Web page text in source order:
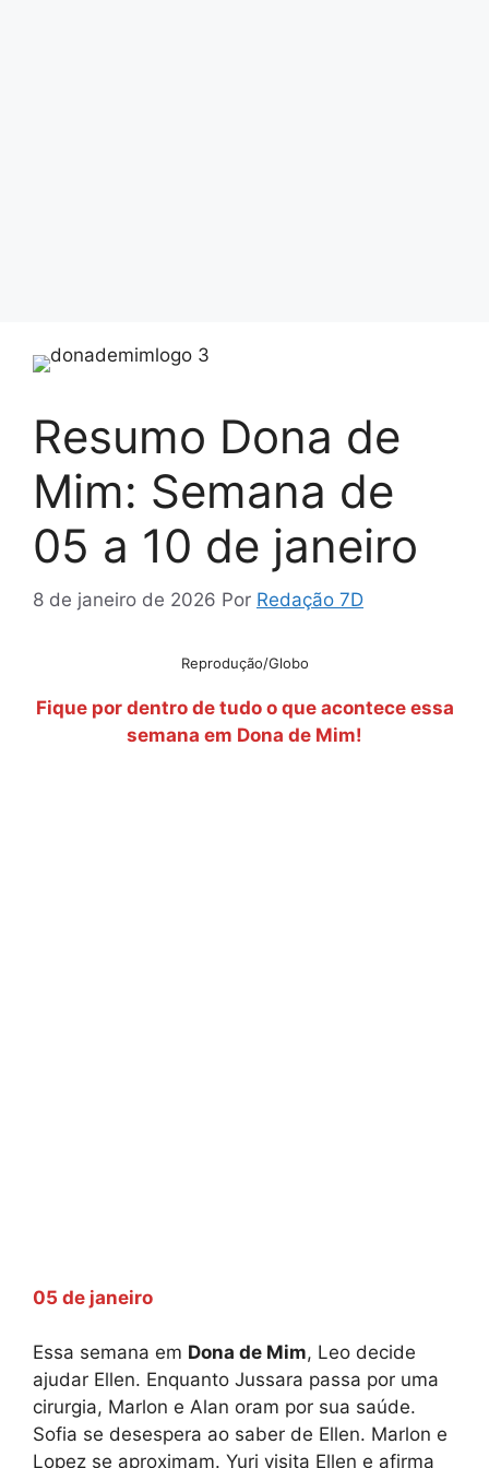
Resumo Dona de
Mim: Semana de
05 a 10 de janeiro
8 de janeiro de 2026 Por Redação 7D
Reprodução/Globo
Fique por dentro de tudo o que acontece essa
semana em Dona de Mim!
05 de janeiro
Essa semana em Dona de Mim, Leo decide
ajudar Ellen. Enquanto Jussara passa por uma
cirurgia, Marlon e Alan oram por sua saúde.
Sofia se desespera ao saber de Ellen. Marlon e
Lopez se aproximam. Yuri visita Ellen e afirma